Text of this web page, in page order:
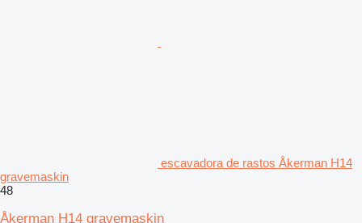
escavadora de rastos Åkerman H14
gravemaskin
48
Åkerman H14 gravemaskin